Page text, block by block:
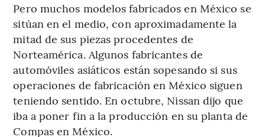
Pero muchos modelos fabricados en México se
sitúan en el medio, con aproximadamente la
mitad de sus piezas procedentes de
Norteamérica. Algunos fabricantes de
automóviles asiáticos están sopesando si sus
operaciones de fabricación en México siguen
teniendo sentido. En octubre, Nissan dijo que
iba a poner fin a la producción en su planta de
Compas en México.